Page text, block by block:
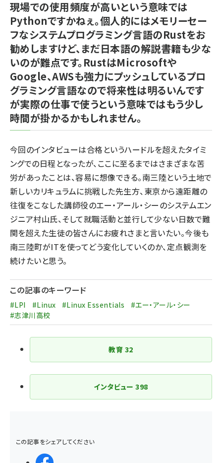
現場での使用頻度が高いという意味では
Pythonですかねぇ。個人的にはメモリーセー
フなシステムプログラミング言語のRustをお
勧めしますけど、まだ日本語の解説書籍も少な
いのが難点です。RustはMicrosoftや
Google、AWSも強力にプッシュしているプロ
グラミング言語なので将来性は明るいんです
が実際の仕事で使うという意味ではもう少し
時間が掛かるかもしれません。
今回のインタビューは合格というハードルを超えたタイミ
ングでの日程となったが、ここに至るまではさまざまな苦
労があったことは、容易に想像できる。南三陸という土地で
新しいカリキュラムに挑戦した先生方、東京から遠距離の
往復をこなした講師役のエー・アール・シーのシステムエン
ジニア村山氏、そして就職活動と並行して少ない日数で難
関を超えた生徒の皆さんにお疲れさまと言いたい。今後も
南三陸町がITを使ってどう変化していくのか、定点観測を
続けたいと思う。
この記事のキーワード
#LPI #Linux #Linux Essentials
#エー・アール・シー
#志津川高校
教育 32
インタビュー398
この記事をシェアしてください